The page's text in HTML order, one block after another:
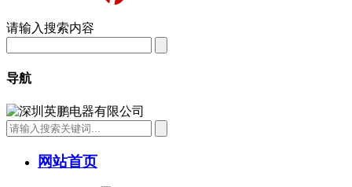
请输入搜索内容
导航
网站首页